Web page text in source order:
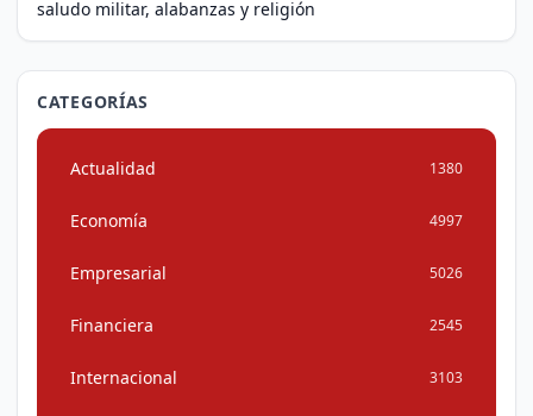
saludo militar, alabanzas y religión
CATEGORÍAS
Actualidad 1380
Economía 4997
Empresarial 5026
Financiera 2545
Internacional 3103